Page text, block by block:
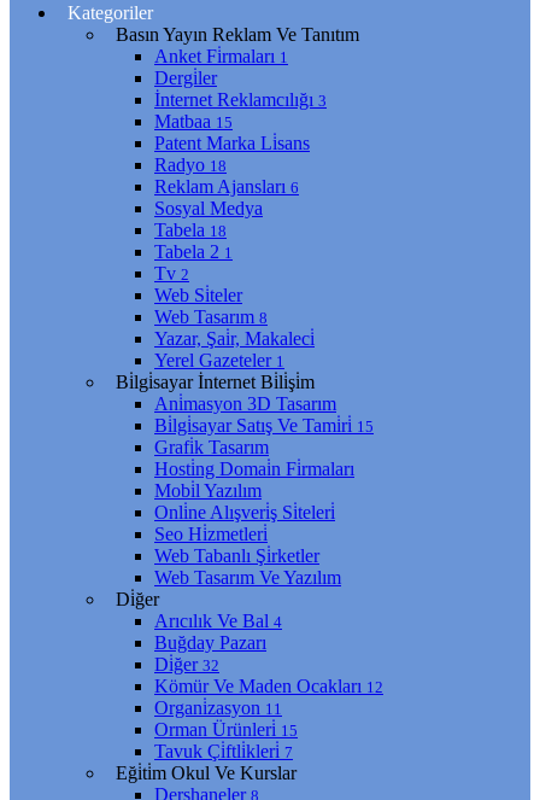
Kategoriler
Basın Yayın Reklam Ve Tanıtım
Anket Fi̇rmaları 1
Dergi̇ler
İnternet Reklamcılığı 3
Matbaa 15
Patent Marka Li̇sans
Radyo 18
Reklam Ajansları 6
Sosyal Medya
Tabela 18
Tabela 2 1
Tv 2
Web Si̇teler
Web Tasarım 8
Yazar, Şai̇r, Makaleci̇
Yerel Gazeteler 1
Bi̇lgi̇sayar İnternet Bi̇li̇şi̇m
Ani̇masyon 3D Tasarım
Bi̇lgi̇sayar Satış Ve Tami̇ri̇ 15
Grafi̇k Tasarım
Hosti̇ng Domai̇n Fi̇rmaları
Mobi̇l Yazılım
Onli̇ne Alışveri̇ş Si̇teleri̇
Seo Hi̇zmetleri̇
Web Tabanlı Şi̇rketler
Web Tasarım Ve Yazılım
Di̇ğer
Arıcılık Ve Bal 4
Buğday Pazarı
Di̇ğer 32
Kömür Ve Maden Ocakları 12
Organi̇zasyon 11
Orman Ürünleri̇ 15
Tavuk Çi̇ftli̇kleri̇ 7
Eği̇ti̇m Okul Ve Kurslar
Dershaneler 8